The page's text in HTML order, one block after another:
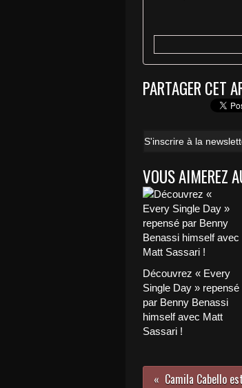
PARTAGER CET
S'inscrire à la
VOUS AIMEREZ
Découvrez « Every
Single Day » repensé
par Benny Benassi
himself avec Matt
Sassari !